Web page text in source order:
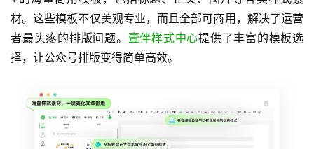
材。这些模板不仅美观专业，而且全部可商用，解决了运营
者最头疼的排版问题。 壹伴样式中心提供了丰富的模板选
择，让公众号排版变得简单高效。